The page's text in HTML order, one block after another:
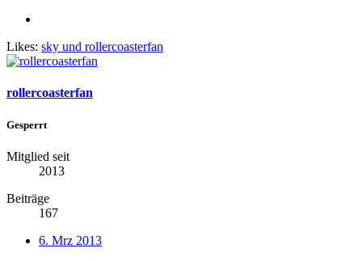
Likes: sky und rollercoasterfan
rollercoasterfan
Gesperrt
Mitglied seit
2013
Beiträge
167
6. Mrz 2013